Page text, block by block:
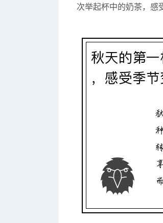
次举起杯中的奶茶，感